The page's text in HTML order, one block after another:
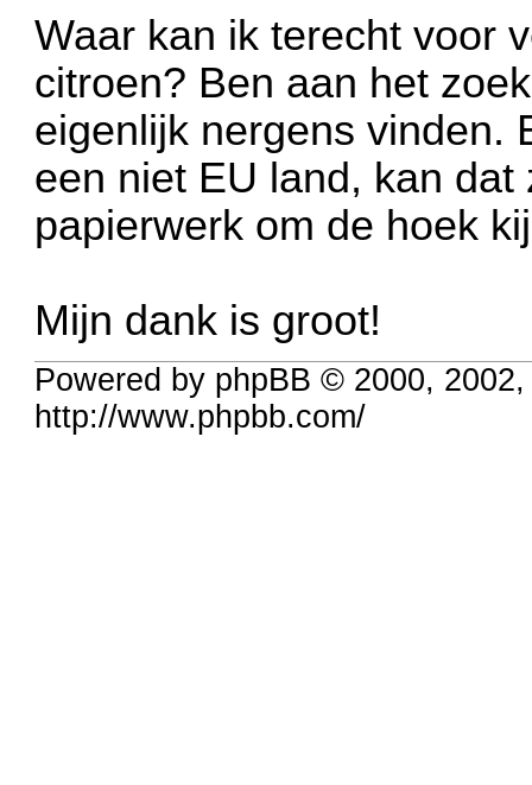
Waar kan ik terecht voor
citroen? Ben aan het
eigenlijk nergens vinden.
een niet EU land, kan
papierwerk om de hoek
Mijn dank is groot!
Powered by phpBB © 2000,
http://www.phpbb.com/